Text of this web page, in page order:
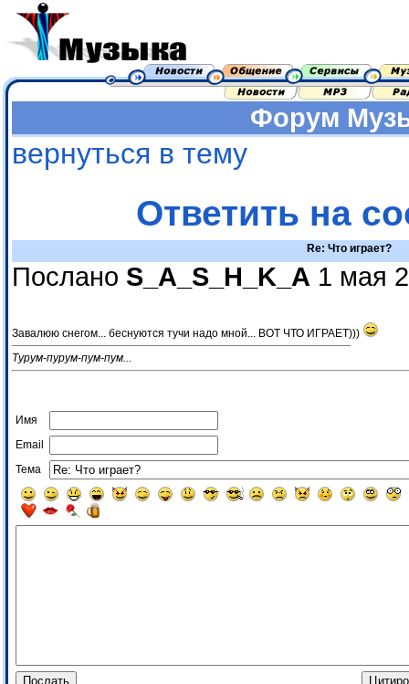
Форум
вернуться в тему
Ответить на
Re: Что играет?
Послано S_A_S_H_K_A 1 мая
Завалюю снегом... беснуются тучи надо мной... ВОТ ЧТО ИГРАЕТ)))
Турум-пурум-пум-пум...
Имя
Email
Тема